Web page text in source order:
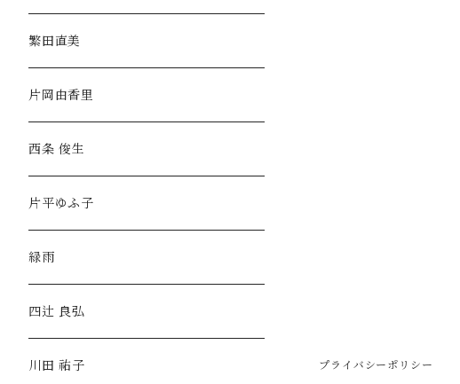
繁田直美
片岡由香里
西条 俊生
片平ゆふ子
緑雨
四辻 良弘
川田 祐子 プライバシーポリシー